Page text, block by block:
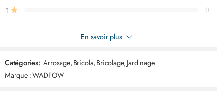
1 0
Soyez le premier à donner votre avis sur “WADFOW arroseur
oscillant WSN1E17”
Commentaires
Il n'y a pas encore de critiques.
En savoir plus
Catégories: Arrosage,Bricola,Bricolage,Jardinage
Marque :WADFOW